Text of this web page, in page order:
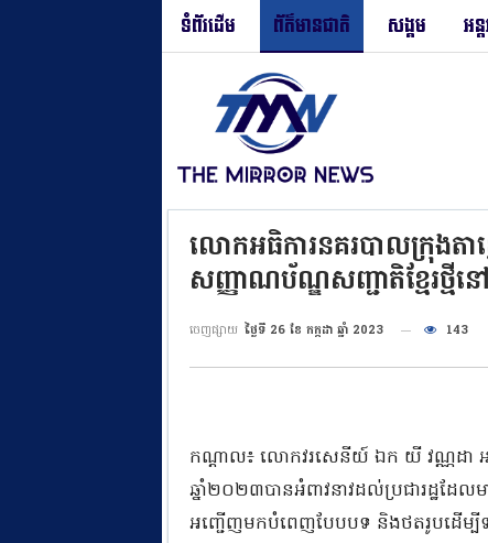
ទំព័រដើម ព័ត៌មានជាតិ សង្គម អន្
លោកអធិការនគរបាលក្រុងតាខ្
សញ្ញាណប័ណ្ឌសញ្ជាតិខ្មែរថ្មីនៅ
ចេញផ្សាយ ថ្ងៃទី 26 ខែ កក្កដា ឆ្នាំ 2023 143
កណ្ដាល៖ លោកវរសេនីយ៍ ឯក យី វណ្ណដា អធិ
ឆ្នាំ២០២៣បានអំពាវនាវដល់ប្រជារដ្ឋដ
អញ្ជើញមកបំពេញបែបបទ និងថតរូបដើម្បី